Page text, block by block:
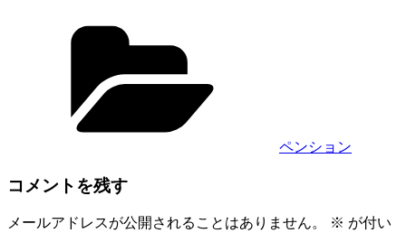
ペンション
コメントを残す
メールアドレスが公開されることはありません。 ※ が付い